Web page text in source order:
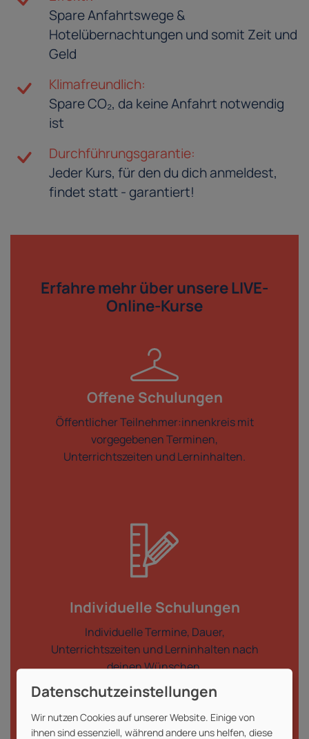
Spare Anfahrtswege &
Hotelübernachtungen und somit Zeit und
Geld
Klimafreundlich:
Spare CO₂, da keine Anfahrt notwendig
ist
Durchführungsgarantie:
Jeder Kurs, für den du dich anmeldest,
findet statt - garantiert!
Erfahre mehr überunsere LIVE-
Online-Kurse
Offene Schulungen
Öffentlicher Teilnehmer:innenkreis mit
vorgegebenen Terminen,
Unterrichtszeiten und Lerninhalten.
Individuelle Schulungen
Individuelle Termine, Dauer,
Unterrichtszeiten und Lerninhalten nach
deinen Wünschen.
mehr erfahren
Wir nutzen Cookies auf unserer Website. Einige von
ihnen sind essenziell, während andere uns helfen, diese